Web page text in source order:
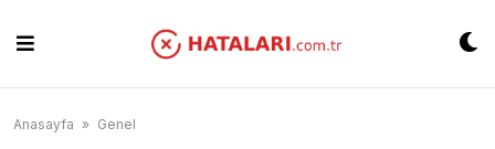
content
Anasayfa » Genel